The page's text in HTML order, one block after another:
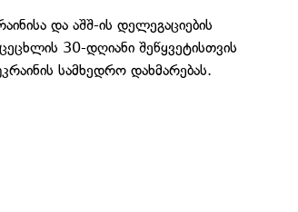
და აშშ-ის დელეგაციების
30-დღიანი შეწყვეტისთვის
სამხედრო დახმარებას.